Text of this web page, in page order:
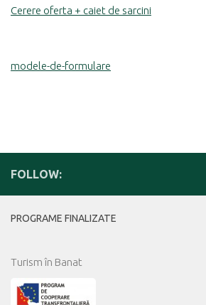
Cerere oferta + caiet de sarcini
modele-de-formulare
FOLLOW:
PROGRAME FINALIZATE
Turism în Banat